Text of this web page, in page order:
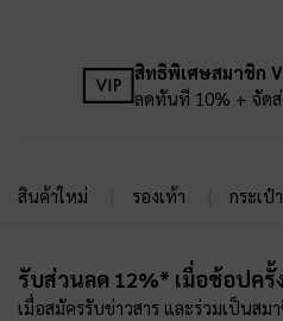
สิทธิพิเศษสมาชิก
ลดทันที 10% + จัด
สินค้าใหม่ รองเท้า กระเป๋า
รับส่วนลด 12%* เมื่อช้อปครั้
เมื่อสมัครรับข่าวสาร และร่วมเป็นสมา